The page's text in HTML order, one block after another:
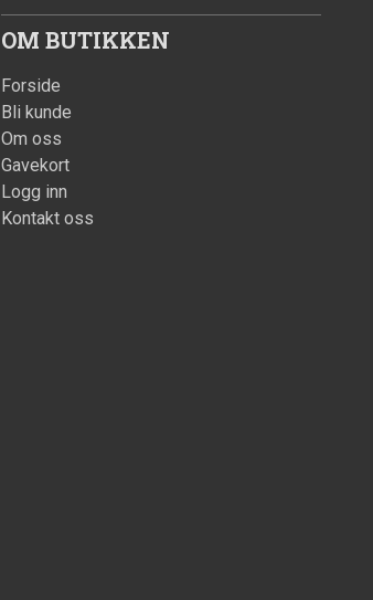
OM BUTIKKEN
Forside
Bli kunde
Om oss
Gavekort
Logg inn
Kontakt oss